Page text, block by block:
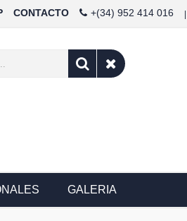
+(34) 952 414 016
CONTACTO
GALERIA